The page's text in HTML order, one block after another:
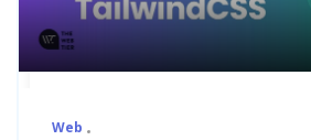
Web